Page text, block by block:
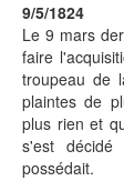
9/5/1824
Le 9 mars
faire
troupeau de
plaintes de
plus rien et
s'est
possédait.